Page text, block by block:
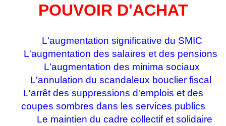
POUVOIR D'ACHAT
L'augmentation significative du SMIC
L'augmentation des salaires et des pensions
L'augmentation des minima sociaux
L'annulation du scandaleux bouclier fiscal
L'arrêt des suppressions d'emplois et des
coupes sombres dans les services publics
Le maintien du cadre collectif et solidaire